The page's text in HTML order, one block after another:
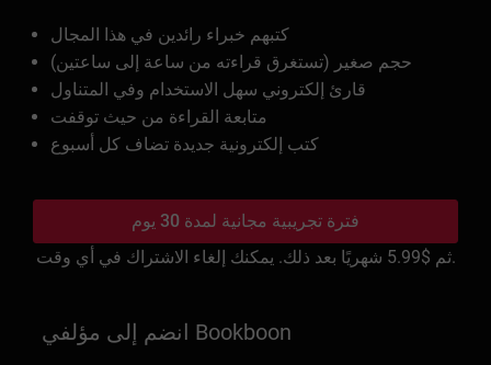
كتبهم خبراء رائدين في هذا المجال
حجم صغير (تستغرق قراءته من ساعة إلى ساعتين)
قارئ إلكتروني سهل الاستخدام وفي المتناول
متابعة القراءة من حيث توقفت
كتب إلكترونية جديدة تضاف كل أسبوع
فترة تجريبية مجانية لمدة 30 يوم
ثم $5.99 شهريًا بعد ذلك. يمكنك إلغاء الاشتراك في أي وقت.
انضم إلى مؤلفي Bookboon